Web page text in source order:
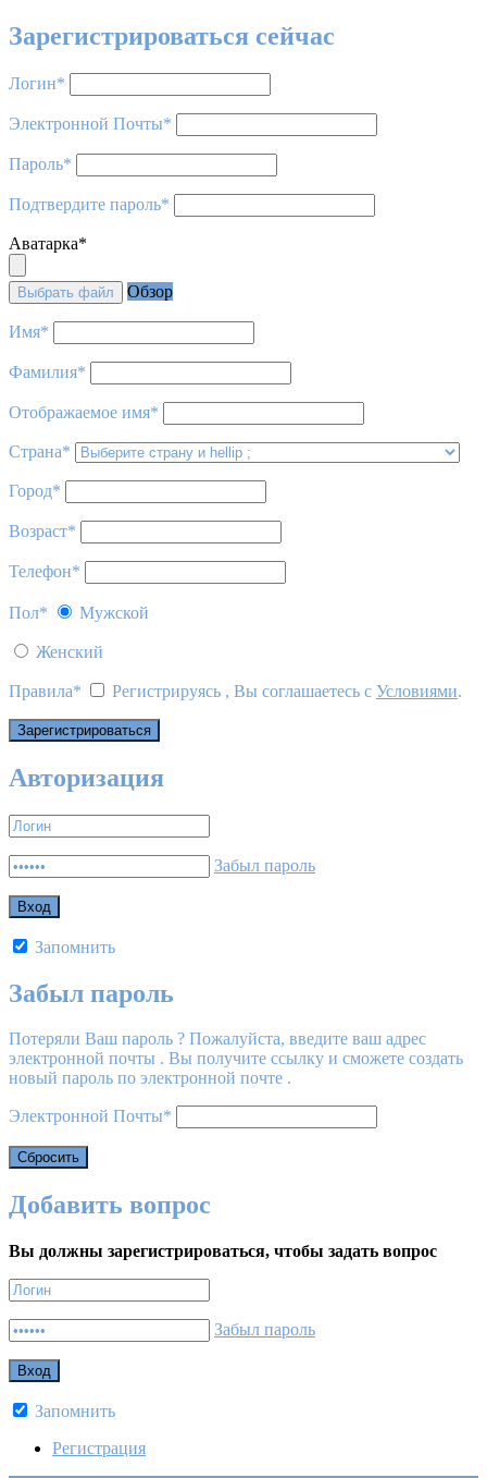
Зарегистрироваться сейчас
Логин*
Электронной Почты*
Пароль*
Подтвердите пароль*
Аватарка*
Выбрать файл Обзор
Имя*
Фамилия*
Отображаемое имя*
Страна*
Город*
Возраст*
Телефон*
Пол* Мужской
Женский
Правила* Регистрируясь , Вы соглашаетесь с Условиями.
Авторизация
Забыл пароль
Запомнить
Забыл пароль
Потеряли Ваш пароль ? Пожалуйста, введите ваш адрес
электронной почты . Вы получите ссылку и сможете создать
новый пароль по электронной почте .
Электронной Почты*
Добавить вопрос
Вы должны зарегистрироваться, чтобы задать вопрос
Забыл пароль
Запомнить
Регистрация